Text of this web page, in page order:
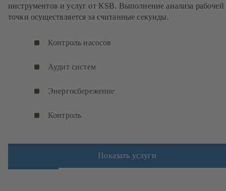
инструментов и услуг от KSB. Выполнение анализа рабочей
точки осуществляется за считанные секунды.
Контроль насосов
Аудит систем
Энергосбережение
Контроль
Показать услуги